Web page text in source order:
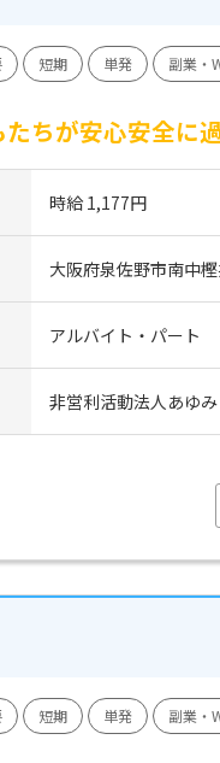
短期 単発 副業・
たちが安心安全
時給 1,177円
大阪府泉佐野市南中
アルバイト・パート
非営利活動法人あゆみ
短期 単発 副業・